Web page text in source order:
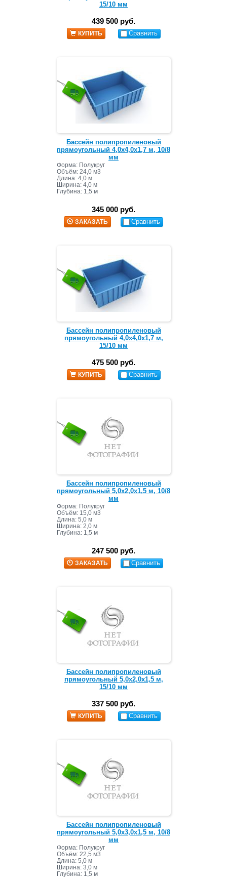
15/10 мм
439 500 руб.
КУПИТЬ Сравнить
Бассейн полипропиленовый
прямоугольный 4,0х4,0х1,7 м, 10/8
мм
Форма: Полукруг
Объём: 24,0 м3
Длина: 4,0 м
Ширина: 4,0 м
Глубина: 1,5 м
345 000 руб.
ЗАКАЗАТЬ Сравнить
Бассейн полипропиленовый
прямоугольный 4,0х4,0х1,7 м,
15/10 мм
475 500 руб.
КУПИТЬ Сравнить
Бассейн полипропиленовый
прямоугольный 5,0х2,0х1,5 м, 10/8
мм
Форма: Полукруг
Объём: 15,0 м3
Длина: 5,0 м
Ширина: 2,0 м
Глубина: 1,5 м
247 500 руб.
ЗАКАЗАТЬ Сравнить
Бассейн полипропиленовый
прямоугольный 5,0х2,0х1,5 м,
15/10 мм
337 500 руб.
КУПИТЬ Сравнить
Бассейн полипропиленовый
прямоугольный 5,0х3,0х1,5 м, 10/8
мм
Форма: Полукруг
Объём: 22,5 м3
Длина: 5,0 м
Ширина: 3,0 м
Глубина: 1,5 м